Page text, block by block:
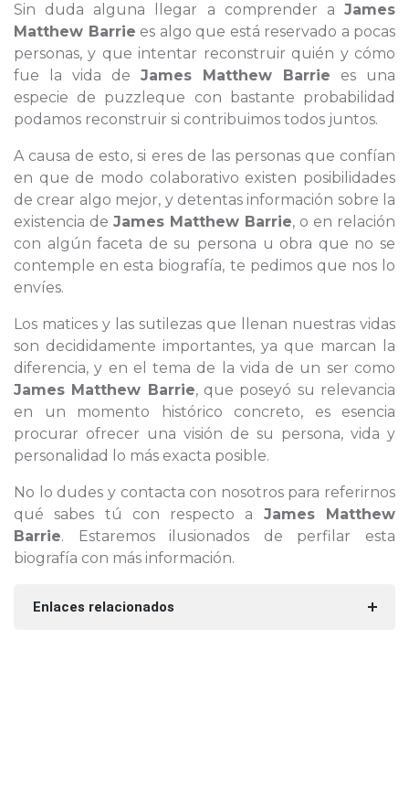
Sin duda alguna llegar a comprender a James
Matthew Barrie es algo que está reservado a pocas
personas, y que intentar reconstruir quién y cómo
fue la vida de James Matthew Barrie es una
especie de puzzleque con bastante probabilidad
podamos reconstruir si contribuimos todos juntos.
A causa de esto, si eres de las personas que confían
en que de modo colaborativo existen posibilidades
de crear algo mejor, y detentas información sobre la
existencia de James Matthew Barrie, o en relación
con algún faceta de su persona u obra que no se
contemple en esta biografía, te pedimos que nos lo
envíes.
Los matices y las sutilezas que llenan nuestras vidas
son decididamente importantes, ya que marcan la
diferencia, y en el tema de la vida de un ser como
James Matthew Barrie, que poseyó su relevancia
en un momento histórico concreto, es esencia
procurar ofrecer una visión de su persona, vida y
personalidad lo más exacta posible.
No lo dudes y contacta con nosotros para referirnos
qué sabes tú con respecto a James Matthew
Barrie. Estaremos ilusionados de perfilar esta
biografía con más información.
Enlaces relacionados